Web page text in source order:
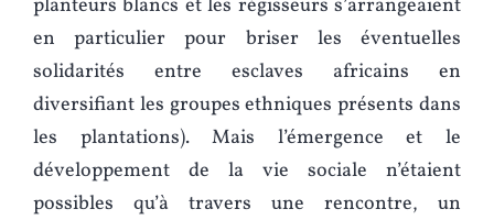
planteurs blancs et les régisseurs s’arrangeaient
en particulier pour briser les éventuelles
solidarités entre esclaves africains en
diversifiant les groupes ethniques présents dans
les plantations). Mais l’émergence et le
développement de la vie sociale n’étaient
possibles qu’à travers une rencontre, un